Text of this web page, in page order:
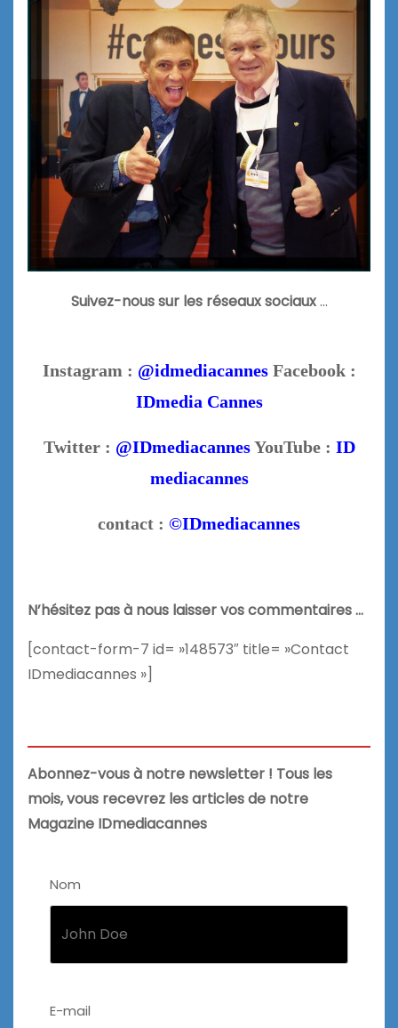
Suivez-nous sur les réseaux sociaux…
Instagram : @idmediacannes Facebook :
IDmedia Cannes
Twitter : @IDmediacannesYouTube : ID
mediacannes
contact : ©IDmediacannes
N’hésitez pas à nous laisser vos commentaires …
[contact-form-7 id= »148573″ title= »Contact
IDmediacannes »]
Abonnez-vous à notre newsletter ! Tous les
mois, vous recevrez les articles de notre
Magazine IDmediacannes
Nom
E-mail